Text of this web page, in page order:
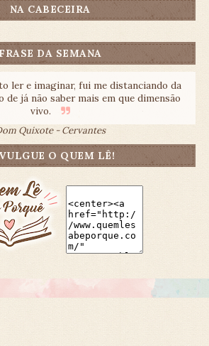
NA CABECEIRA
FRASE DA SEMANA
ler e imaginar, fui me distanciando da
de já não saber mais em que dimensão
vivo.
Quixote - Cervantes
O QUEM LÊ!